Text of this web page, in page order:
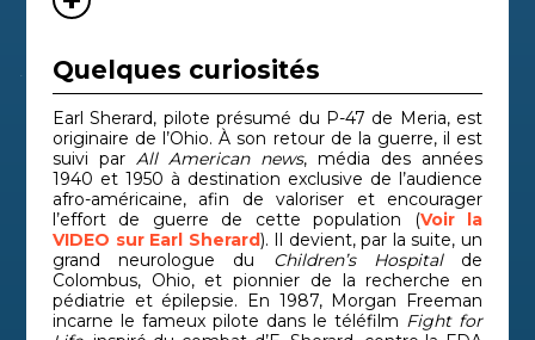
Quelques curiosités
Earl Sherard, pilote présumé du P-47 de Meria, est
originaire de l’Ohio. À son retour de la guerre, il est
suivi par All American news, média des années
1940 et 1950 à destination exclusive de l’audience
afro-américaine, afin de valoriser et encourager
l’effort de guerre de cette population (Voir la
VIDEO sur Earl Sherard). Il devient, par la suite, un
grand neurologue du Children’s Hospitalde
Colombus, Ohio, et pionnier de la recherche en
pédiatrie et épilepsie. En 1987, Morgan Freeman
incarne le fameux pilote dans le téléfilm Fight for